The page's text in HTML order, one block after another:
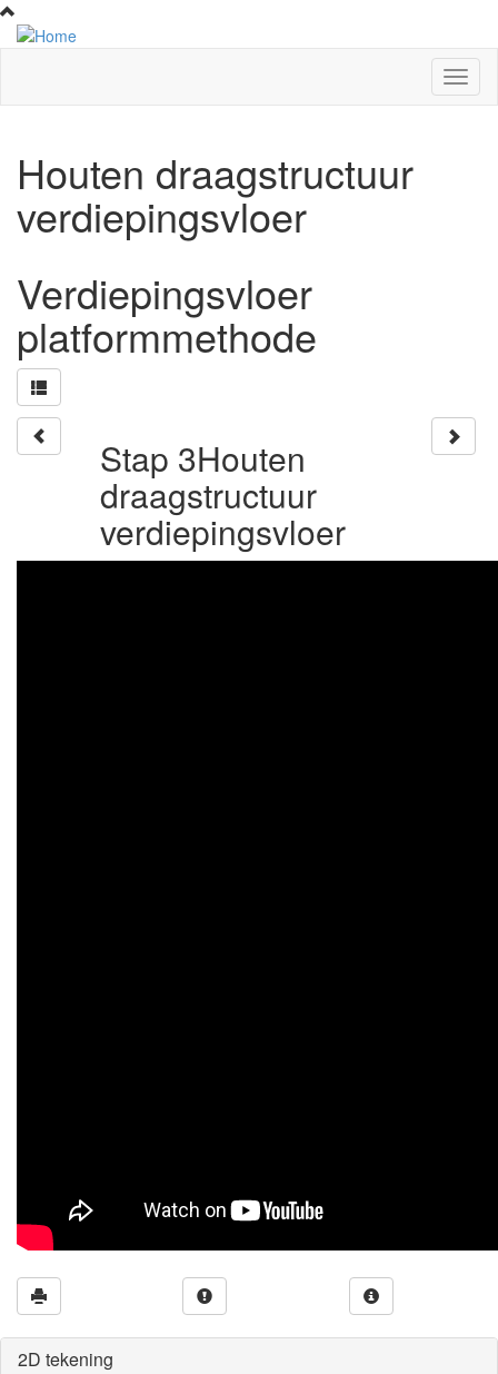
Overslaan en naar de inhoud gaan
Houten draagstructuur
verdiepingsvloer
Verdiepingsvloer
platformmethode
Stap 3Houten
draagstructuur
verdiepingsvloer
2D tekening